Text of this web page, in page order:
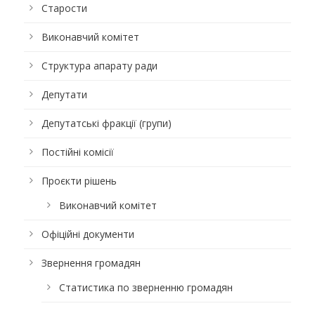
Старости
Виконавчий комітет
Структура апарату ради
Депутати
Депутатські фракції (групи)
Постійні комісії
Проєкти рішень
Виконавчий комітет
Офіційні документи
Звернення громадян
Статистика по зверненню громадян